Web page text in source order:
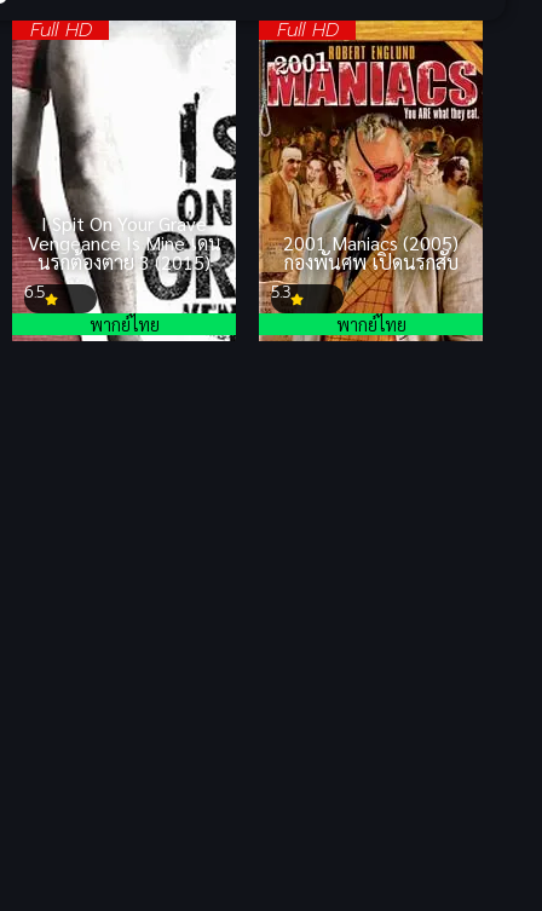
Full HD
I Spit On Your Grave
Vengeance Is Mine เดน
นรกต้องตาย 3 (2015)
6.5
พากย์ไทย
Full HD
2001 Maniacs (2005)
กองพันศพ เปิดนรกสับ
5.3
พากย์ไทย